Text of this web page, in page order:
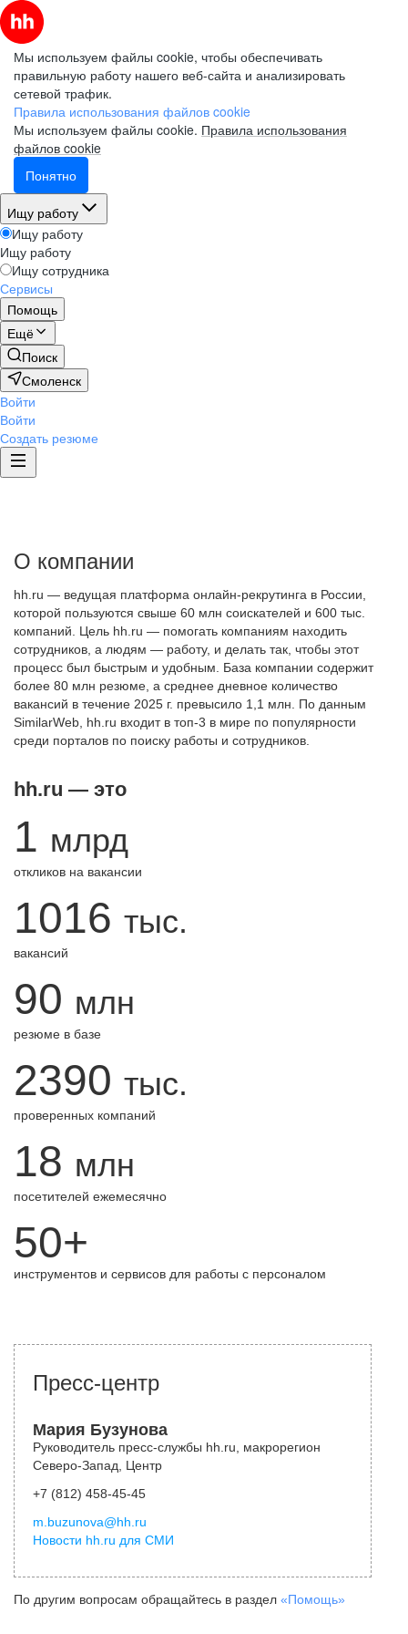
Мы используем файлы cookie, чтобы обеспечивать
правильную работу нашего веб-сайта и анализировать
сетевой трафик.
Правила использования файлов cookie
Мы используем файлы cookie. Правила использования
файлов cookie
Понятно
Ищу работу
Ищу работу
Ищу работу
Ищу сотрудника
Сервисы
Помощь
Ещё
Поиск
Смоленск
Войти
Войти
Создать резюме
О компании
hh.ru — ведущая платформа онлайн-рекрутинга в России,
которой пользуются свыше 60 млн соискателей и 600 тыс.
компаний. Цель hh.ru — помогать компаниям находить
сотрудников, а людям — работу, и делать так, чтобы этот
процесс был быстрым и удобным. База компании содержит
более 80 млн резюме, а среднее дневное количество
вакансий в течение 2025 г. превысило 1,1 млн. По данным
SimilarWeb, hh.ru входит в топ-3 в мире по популярности
среди порталов по поиску работы и сотрудников.
hh.ru — это
1 млрд
откликов на вакансии
1016 тыс.
вакансий
90 млн
резюме в базе
2390 тыс.
проверенных компаний
18 млн
посетителей ежемесячно
50+
инструментов и сервисов для работы с персоналом
Пресс-центр
Мария Бузунова
Руководитель пресс-службы hh.ru, макрорегион
Северо-Запад, Центр
+7 (812) 458-45-45
m.buzunova@hh.ru
Новости hh.ru для СМИ
По другим вопросам обращайтесь в раздел «Помощь»